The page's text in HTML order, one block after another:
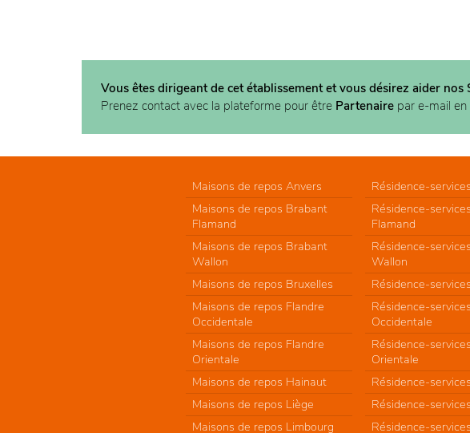
Vous êtes dirigeant de cet établissement et vous désirez aider
Prenez contact avec la plateforme pour être Partenaire par e-mail
Maisons de repos Anvers
Maisons de repos Brabant
Flamand
Maisons de repos Brabant
Wallon
Maisons de repos Bruxelles
Maisons de repos Flandre
Occidentale
Maisons de repos Flandre
Orientale
Maisons de repos Hainaut
Maisons de repos Liège
Maisons de repos Limbourg
Résidence-
Résidence-
Flamand
Résidence-
Wallon
Résidence-
Résidence-
Occidentale
Résidence-
Orientale
Résidence-
Résidence-
Résidence-